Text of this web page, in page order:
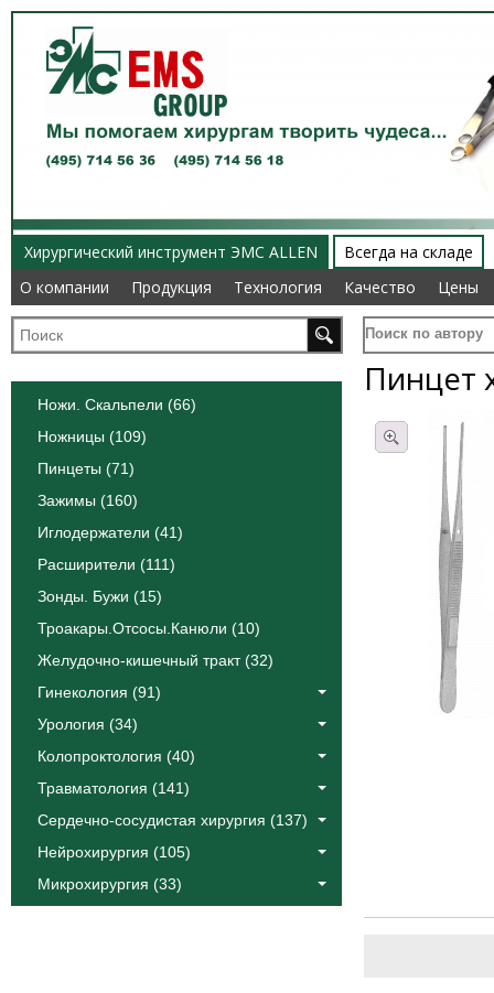
Хирургический инструмент ЭМС ALLEN
О компании
Продукция Технология Качество Цены
Всегда на складе
О компании
Продукция Технология Качество Цены
Поиск по автору
Ножи. Скальпели (66)
Ножницы (109)
Пинцеты (71)
Зажимы (160)
Иглодержатели (41)
Расширители (111)
Зонды. Бужи (15)
Троакары.Отсосы.Канюли (10)
Желудочно-кишечный тракт (32)
Гинекология (91)
Урология (34)
Колопроктология (40)
Травматология (141)
Сердечно-сосудистая хирургия (137)
Нейрохирургия (105)
Микрохирургия (33)
Пинцет